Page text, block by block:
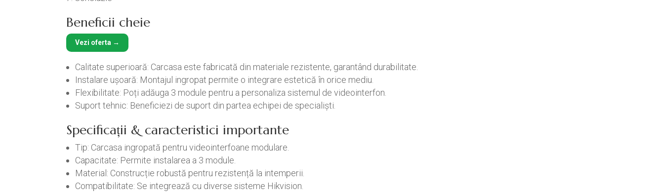
Beneficii cheie
Vezi oferta →
Calitate superioară: Carcasa este fabricată din materiale rezistente, garantând durabilitate.
Instalare ușoară: Montajul ingropat permite o integrare estetică în orice mediu.
Flexibilitate: Poți adăuga 3 module pentru a personaliza sistemul de videointerfon.
Suport tehnic: Beneficiezi de suport din partea echipei de specialiști.
Specificații & caracteristici importante
Tip: Carcasa ingropată pentru videointerfoane modulare.
Capacitate: Permite instalarea a 3 module.
Material: Construcție robustă pentru rezistență la intemperii.
Compatibilitate: Se integrează cu diverse sisteme Hikvision.